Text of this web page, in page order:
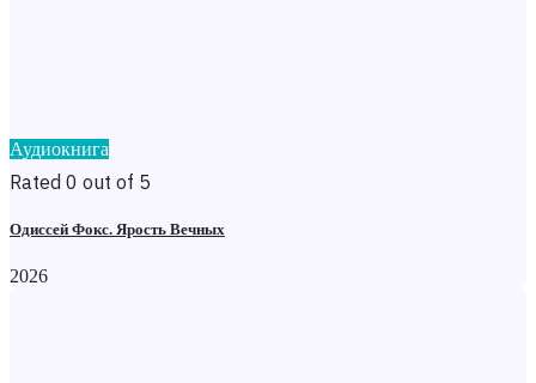
Аудиокнига
Rated 0 out of 5
Одиссей Фокс. Ярость Вечных
2026